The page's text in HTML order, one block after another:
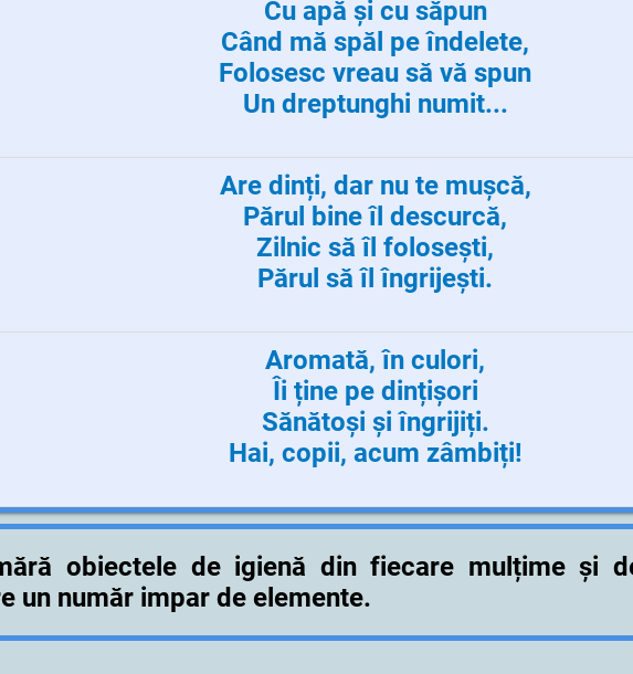
Cu apă și cu săpun
Când mă spăl pe îndelete,
Folosesc vreau să vă spun
Un dreptunghi numit...
Are dinți, dar nu te mușcă,
Părul bine îl descurcă,
Zilnic să îl folosești,
Părul să îl îngrijești.
Aromată, în culori,
Îi ține pe dințișori
Sănătoși și îngrijiți.
Hai, copii, acum zâmbiți!
obiectele de igienă din fiecare mulțime și
un număr impar de elemente.